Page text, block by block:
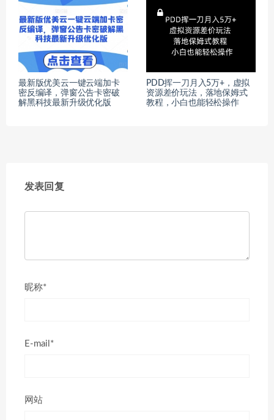
最新版优美云一键云端加卡
密反编译，弹窗公告卡密破
解黑科技最新升级优化版
PDD挥一刀月入5万+，虚拟
资源差价玩法，落地保姆式
教程，小白也能轻松操作
发表回复
昵称*
E-mail*
网站